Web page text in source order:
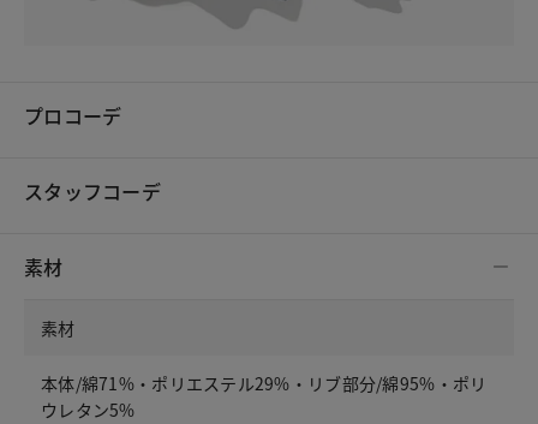
プロコーデ
スタッフコーデ
素材
素材
本体/綿71%・ポリエステル29%・リブ部分/綿95%・ポリ
ウレタン5%